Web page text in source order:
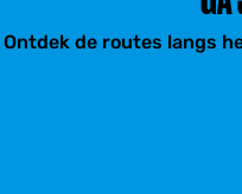
Ontdek de routes langs